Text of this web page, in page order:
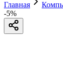
Главная
-5%